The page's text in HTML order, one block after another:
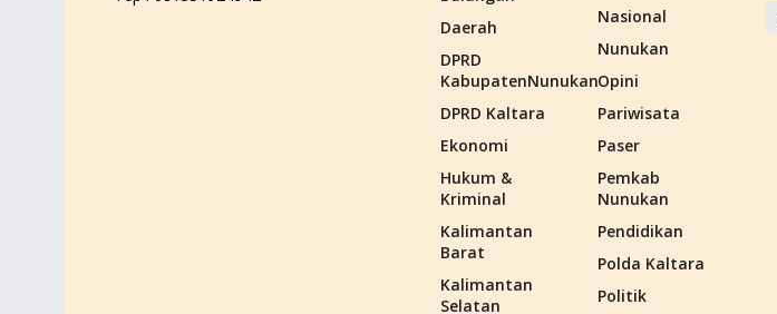
Daerah
DPRD
KabupatenNunukan
DPRD Kaltara
Ekonomi
Hukum &
Kriminal
Kalimantan
Barat
Kalimantan
Selatan
Nasional
Nunukan
Opini
Pariwisata
Paser
Pemkab
Nunukan
Pendidikan
Polda Kaltara
Politik